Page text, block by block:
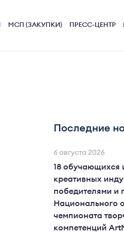
МСП (ЗАКУПКИ) ПРЕСС-ЦЕНТР
Последние
6 августа 2026
18 обучающихся
креативных
победителями и
Национального
чемпионата
компетенций